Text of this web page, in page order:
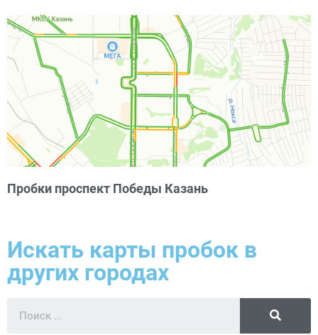
Пробки проспект Победы Казань
Искать карты пробок в
других городах